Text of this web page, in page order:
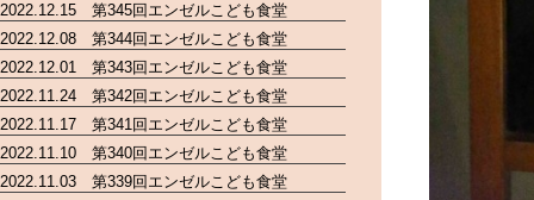
2022.12.15 第345回エンゼルこども食堂
2022.12.08 第344回エンゼルこども食堂
2022.12.01 第343回エンゼルこども食堂
2022.11.24 第342回エンゼルこども食堂
2022.11.17 第341回エンゼルこども食堂
2022.11.10 第340回エンゼルこども食堂
2022.11.03 第339回エンゼルこども食堂